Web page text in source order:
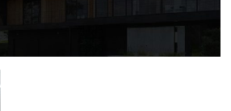
rénover votre maison ?